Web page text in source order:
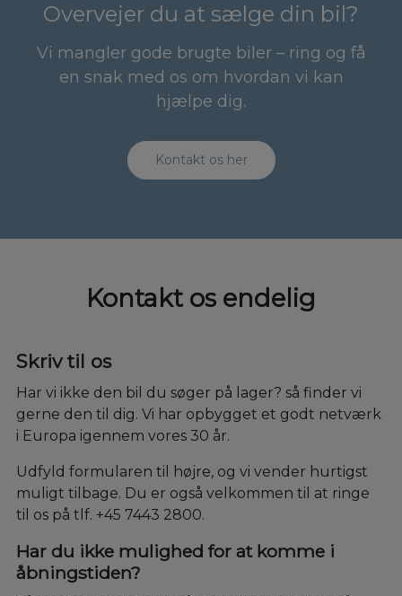
Overvejer du at sælge din bil?
Vi mangler gode brugte biler – ring og få
en snak med os om hvordan vi kan
hjælpe dig.
Kontakt os her
Kontakt os endelig
Skriv til os
Har vi ikke den bil du søger på lager? så finder vi
gerne den til dig. Vi har opbygget et godt netværk
i Europa igennem vores 30 år.
Udfyld formularen til højre, og vi vender hurtigst
muligt tilbage. Du er også velkommen til at ringe
til os på tlf. +45 7443 2800.
Har du ikke mulighed for at komme i
åbningstiden?